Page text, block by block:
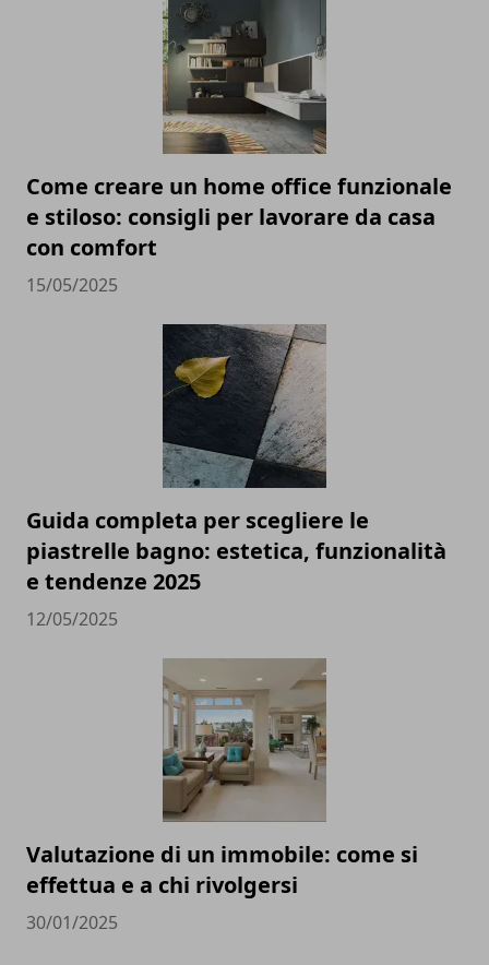
Come creare un home office funzionale
e stiloso: consigli per lavorare da casa
con comfort
15/05/2025
Guida completa per scegliere le
piastrelle bagno: estetica, funzionalità
e tendenze 2025
12/05/2025
Valutazione di un immobile: come si
effettua e a chi rivolgersi
30/01/2025